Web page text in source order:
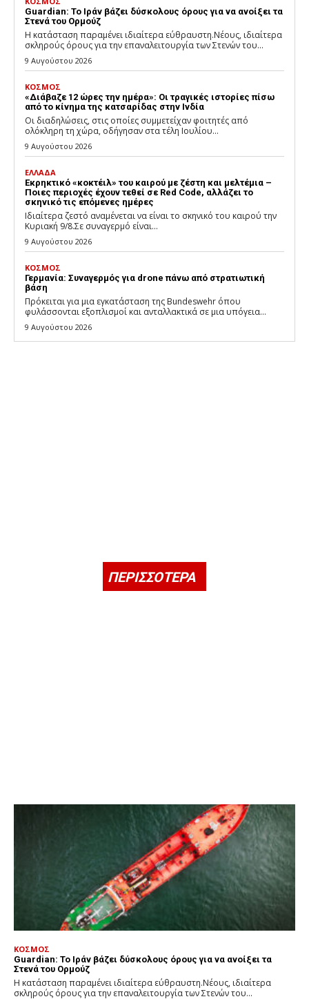
Guardian: Το Ιράν βάζει δύσκολους όρους για να ανοίξει τα
Στενά του Ορμούζ
Η κατάσταση παραμένει ιδιαίτερα εύθραυστη.Νέους, ιδιαίτερα
σκληρούς όρους για την επαναλειτουργία των Στενών του...
9 Αυγούστου 2026
ΚΟΣΜΟΣ
«Διάβαζε 12 ώρες την ημέρα»: Οι τραγικές ιστορίες πίσω
από το κίνημα της κατσαρίδας στην Ινδία
Οι διαδηλώσεις, στις οποίες συμμετείχαν φοιτητές από
ολόκληρη τη χώρα, οδήγησαν στα τέλη Ιουλίου...
9 Αυγούστου 2026
ΕΛΛΑΔΑ
Εκρηκτικό «κοκτέιλ» του καιρού με ζέστη και μελτέμια –
Ποιες περιοχές έχουν τεθεί σε Red Code, αλλάζει το
σκηνικό τις επόμενες ημέρες
Ιδιαίτερα ζεστό αναμένεται να είναι το σκηνικό του καιρού την
Κυριακή 9/8.Σε συναγερμό είναι...
9 Αυγούστου 2026
ΚΟΣΜΟΣ
Γερμανία: Συναγερμός για drone πάνω από στρατιωτική
βάση
Πρόκειται για μια εγκατάσταση της Bundeswehr όπου
φυλάσσονται εξοπλισμοί και ανταλλακτικά σε μια υπόγεια...
9 Αυγούστου 2026
ΠΕΡΙΣΣΟΤΕΡΑ
ΚΟΣΜΟΣ
Guardian: Το Ιράν βάζει δύσκολους όρους για να ανοίξει τα
Στενά του Ορμούζ
Η κατάσταση παραμένει ιδιαίτερα εύθραυστη.Νέους, ιδιαίτερα
σκληρούς όρους για την επαναλειτουργία των Στενών του...